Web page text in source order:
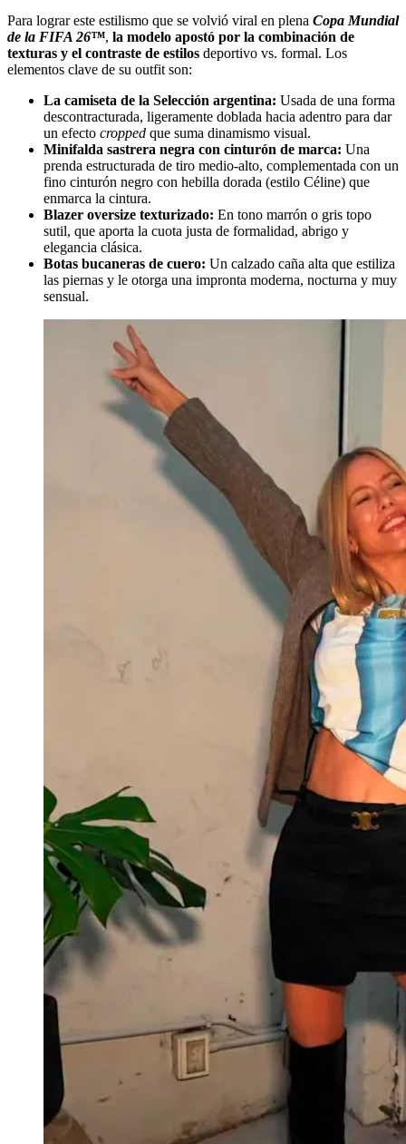
Para lograr este estilismo que se volvió viral en plena Copa Mundial
de la FIFA 26™, la modelo apostó por la combinación de
texturas y el contraste de estilos deportivo vs. formal. Los
elementos clave de su outfit son:
La camiseta de la Selección argentina: Usada de una forma
descontracturada, ligeramente doblada hacia adentro para dar
un efecto cropped que suma dinamismo visual.
Minifalda sastrera negra con cinturón de marca: Una
prenda estructurada de tiro medio-alto, complementada con un
fino cinturón negro con hebilla dorada (estilo Céline) que
enmarca la cintura.
Blazer oversize texturizado: En tono marrón o gris topo
sutil, que aporta la cuota justa de formalidad, abrigo y
elegancia clásica.
Botas bucaneras de cuero: Un calzado caña alta que estiliza
las piernas y le otorga una impronta moderna, nocturna y muy
sensual.